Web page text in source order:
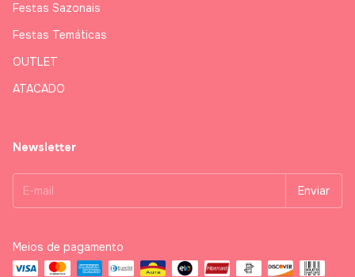
Festas Sazonais
Festas Temáticas
OUTLET
ATACADO
Newsletter
Meios de pagamento